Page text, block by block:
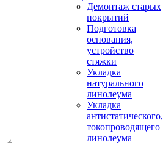
Демонтаж старых
покрытий
Подготовка
основания,
устройство
стяжки
Укладка
натурального
линолеума
Укладка
антистатического,
токопроводящего
линолеума